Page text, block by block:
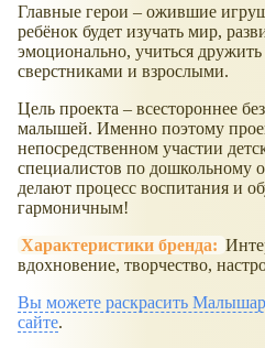
Главные герои – ожившие
ребёнок будет изучать мир,
эмоционально, учиться
сверстниками и взрослыми.
Цель проекта – всестороннее
малышей. Именно поэтому
непосредственном участии
специалистов по
делают процесс воспитания и
гармоничным!
Характеристики бренда:
вдохновение, творчество,
Вы можете раскрасить
сайте.